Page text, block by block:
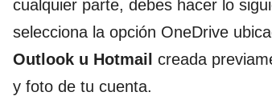
cualquier parte, debes hacer lo
selecciona la opción OneDrive
Outlook u Hotmail creada
y foto de tu cuenta.